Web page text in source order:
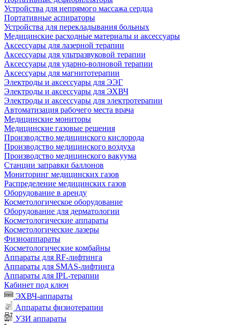
Устройства для непрямого массажа сердца
Портативные аспираторы
Устройства для перекладывания больных
Медицинские расходные материалы и аксессуары
Аксессуары для лазерной терапии
Аксессуары для ультразвуковой терапии
Аксессуары для ударно-волновой терапии
Аксессуары для магнитотерапии
Электроды и аксессуары для ЭЭГ
Электроды и аксессуары для ЭХВЧ
Электроды и аксессуары для электротерапии
Автоматизация рабочего места врача
Медицинские мониторы
Медицинские газовые решения
Производство медицинского кислорода
Производство медицинского воздуха
Производство медицинского вакуума
Станции заправки баллонов
Мониторинг медицинских газов
Распределение медицинских газов
Оборудование в аренду
Косметологическое оборудование
Оборудование для дерматологии
Косметологические аппараты
Косметологические лазеры
Физиоаппараты
Косметологические комбайны
Аппараты для RF-лифтинга
Аппараты для SMAS-лифтинга
Аппараты для IPL-терапии
Кабинет под ключ
ЭХВЧ-аппараты
Аппараты физиотерапии
УЗИ аппараты